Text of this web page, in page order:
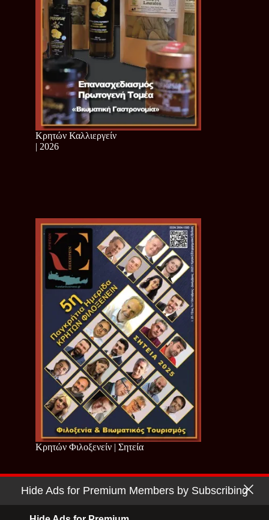
Κρητών Καλλιεργείν
| 2026
Κρητών Φιλοξενείν | Σητεία
Copyright © 2026 - Cretan Business | Κρητών Επιχειρείν
Hide Ads for Premium Members by Subscribing